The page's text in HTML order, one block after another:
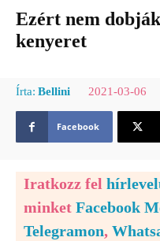
Ezért nem
kenyeret
Írta: Bellini 2021-03-06
Facebook
Iratkozz fel
minket Facebook
Telegramon,